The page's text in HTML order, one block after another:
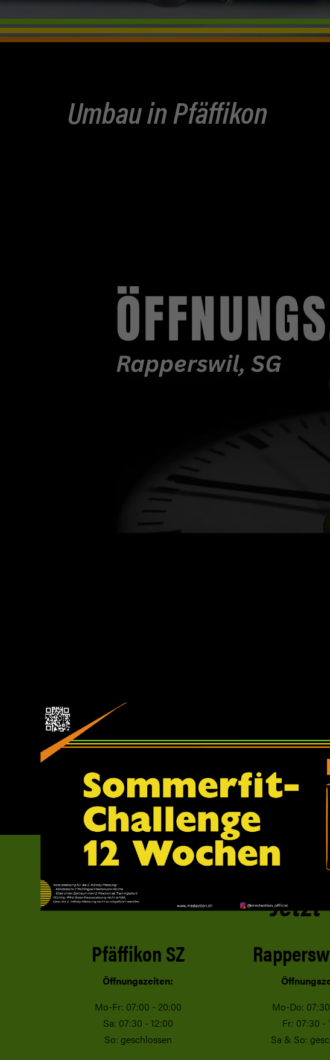
Umbau in Pfäffikon
Pfäffikon SZ
Öffnungszeiten:
Mo-Fr: 07:00 - 20:00
Sa: 07:30 - 12:00
So: geschlossen
Mo-Do:
Fr: 07:30 -
Sa & So: